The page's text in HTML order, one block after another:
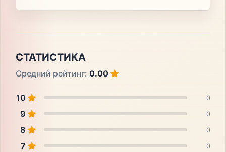
СТАТИСТИКА
Средний рейтинг: 0.00
10 0
9 0
8 0
7 0